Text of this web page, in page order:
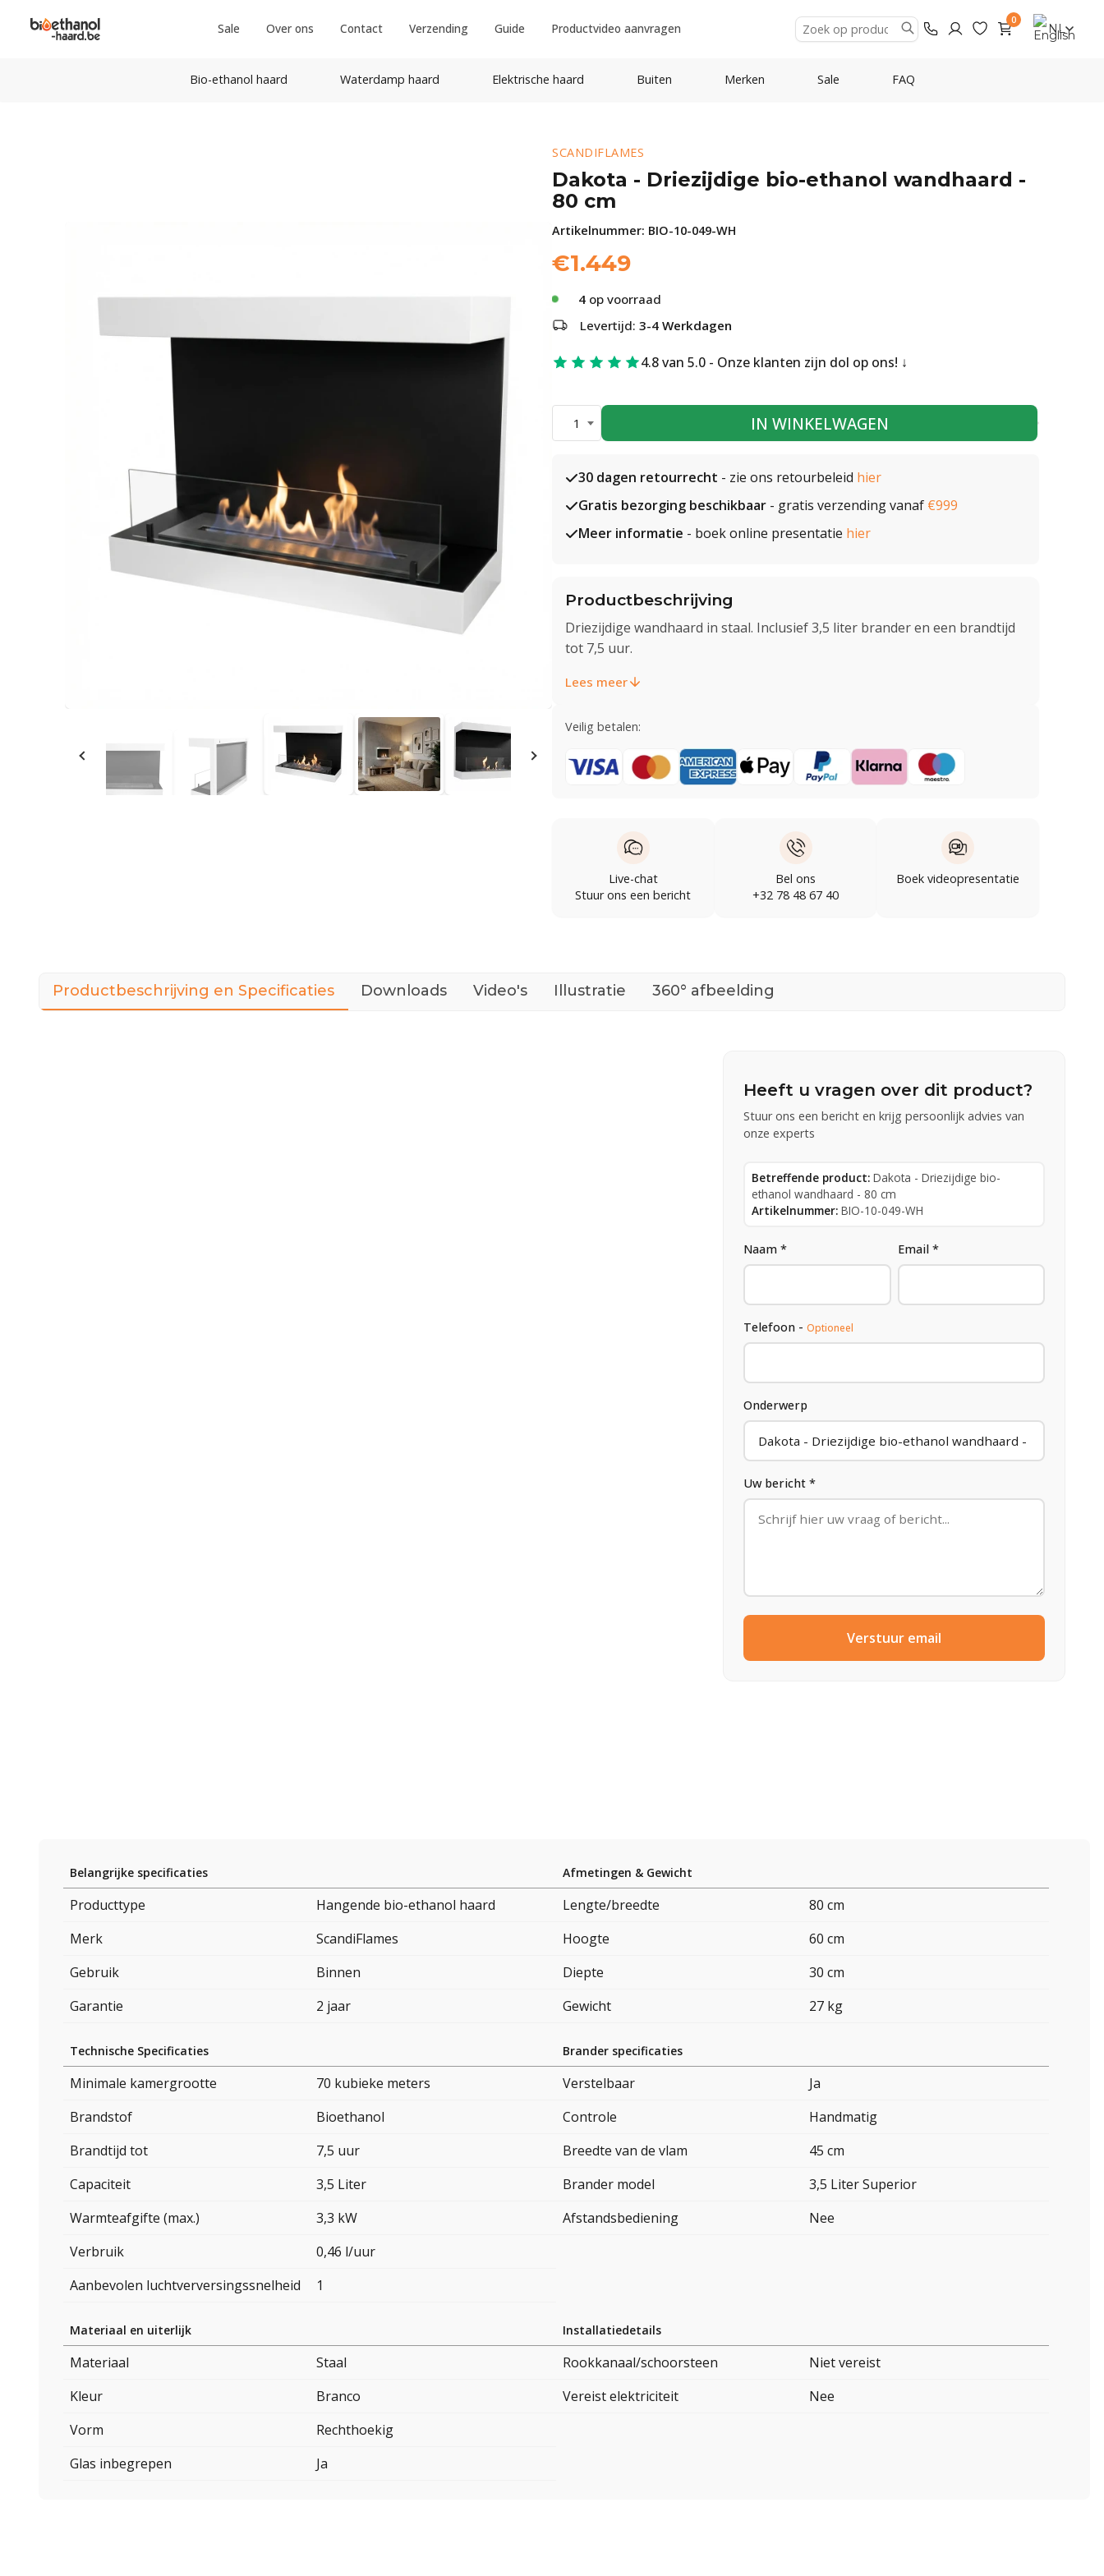
Sale Over ons Contact Verzending Guide Productvideo aanvragen
0
NL
Bio-ethanol haard Waterdamp haard Elektrische haard Buiten Merken Sale FAQ
SCANDIFLAMES
Dakota - Driezijdige bio-ethanol wandhaard -
80 cm
Artikelnummer: BIO-10-049-WH
€1.449
4 op voorraad
Levertijd: 3-4 Werkdagen
4.8 van 5.0 - Onze klanten zijn dol op ons!
1 IN WINKELWAGEN
30 dagen retourrecht - zie ons retourbeleid hier
Gratis bezorging beschikbaar - gratis verzending vanaf €999
Meer informatie - boek online presentatie hier
Productbeschrijving
Driezijdige wandhaard in staal. Inclusief 3,5 liter brander en een brandtijd
tot 7,5 uur.
Lees meer
Veilig betalen:
Live-chat
Stuur ons een bericht
Bel ons
+32 78 48 67 40
Boek videopresentatie
Productbeschrijving en Specificaties Downloads Video's Illustratie 360° afbeelding
Heeft u vragen over dit product?
Stuur ons een bericht en krijg persoonlijk advies van
onze experts
Betreffende product: Dakota - Driezijdige bio-
ethanol wandhaard - 80 cm
Artikelnummer: BIO-10-049-WH
Naam * Email *
Telefoon -Optioneel
Onderwerp
Uw bericht *
Verstuur email
Belangrijke specificaties
Producttype
Hangende bio-ethanol haard
Merk
ScandiFlames
Gebruik
Binnen
Garantie
2 jaar
Afmetingen & Gewicht
Lengte/breedte
80 cm
Hoogte
60 cm
Diepte
30 cm
Gewicht
27 kg
Technische Specificaties
Minimale kamergrootte
70 kubieke meters
Brandstof
Bioethanol
Brandtijd tot
7,5 uur
Capaciteit
3,5 Liter
Warmteafgifte (max.)
3,3 kW
Verbruik
0,46 l/uur
Aanbevolen luchtverversingssnelheid
1
Brander specificaties
Verstelbaar
Ja
Controle
Handmatig
Breedte van de vlam
45 cm
Brander model
3,5 Liter Superior
Afstandsbediening
Nee
Materiaal en uiterlijk
Materiaal
Staal
Kleur
Branco
Vorm
Rechthoekig
Glas inbegrepen
Ja
Installatiedetails
Rookkanaal/schoorsteen
Niet vereist
Vereist elektriciteit
Nee